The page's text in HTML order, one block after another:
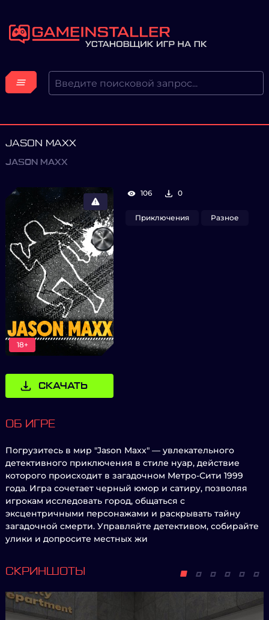
JASON MAXX
JASON MAXX
18+
СКАЧАТЬ
106 0
Приключения Разное
ОБ ИГРЕ
Погрузитесь в мир "Jason Maxx" — увлекательного
детективного приключения в стиле нуар, действие
которого происходит в загадочном Метро-Сити 1999
года. Игра сочетает черный юмор и сатиру, позволяя
игрокам исследовать город, общаться с
эксцентричными персонажами и раскрывать тайну
загадочной смерти. Управляйте детективом, собирайте
улики и допросите местных жи
СКРИНШОТЫ